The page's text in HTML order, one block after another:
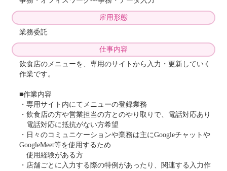
雇用形態
業務委託
仕事内容
飲食店のメニューを、専用のサイトから入力・更新していく
作業です。
■作業内容
・専用サイト内にてメニューの登録業務
・飲食店の方や営業担当の方とのやり取りで、電話対応あり
電話対応に抵抗がない方希望
・日々のコミュニケーションや業務は主にGoogleチャットや
GoogleMeet等を使用するため
使用経験がある方
・店舗ごとに入力する際の特例があったり、関連する入力作